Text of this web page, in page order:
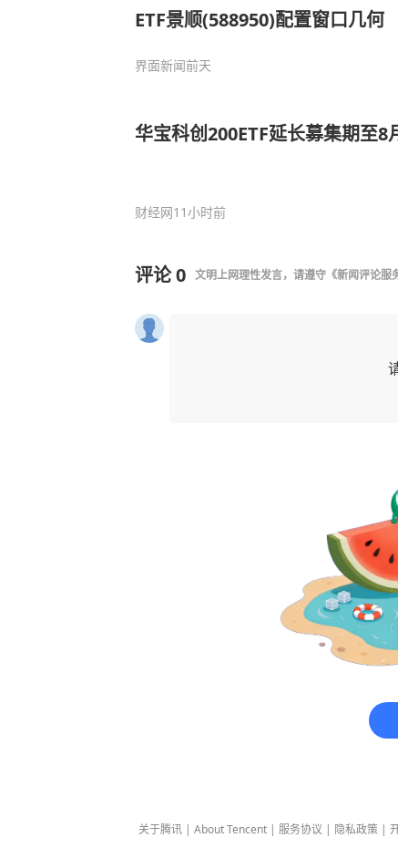
ETF景顺(588950)配置窗口几何
界面新闻前天
华宝科创200ETF延长募集期至8
财经网11小时前
评论0 文明上网理性发言，请遵守 《新闻评论服
关于腾讯 | About Tencent | 服务协议 | 隐私政策 |